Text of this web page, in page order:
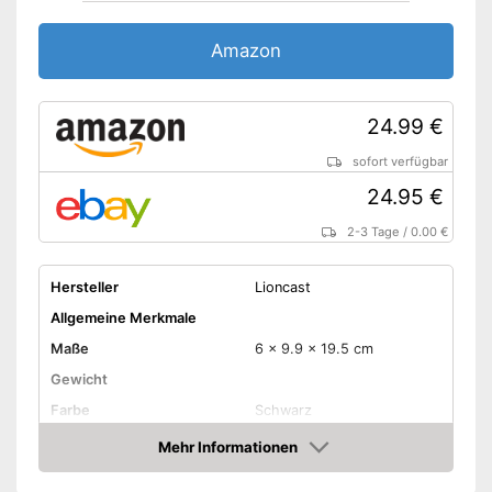
Amazon
24.99 €
sofort verfügbar
24.95 €
2-3 Tage /0.00 €
Hersteller
Lioncast
Allgemeine Merkmale
Maße
6 x 9.9 x 19.5 cm
Gewicht
Farbe
Schwarz
Mehr Informationen
Amazon